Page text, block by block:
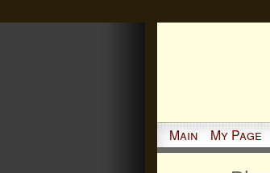
Main My Page